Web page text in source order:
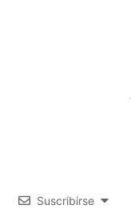
Suscribirse